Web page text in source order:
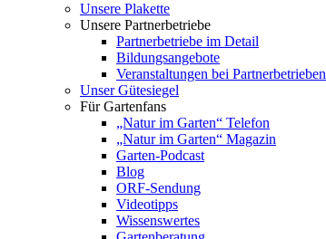
Unsere Plakette
Unsere Partnerbetriebe
Partnerbetriebe im Detail
Bildungsangebote
Veranstaltungen bei Partnerbetrieben
Unser Gütesiegel
Für Gartenfans
„Natur im Garten“ Telefon
„Natur im Garten“ Magazin
Garten-Podcast
Blog
ORF-Sendung
Videotipps
Wissenswertes